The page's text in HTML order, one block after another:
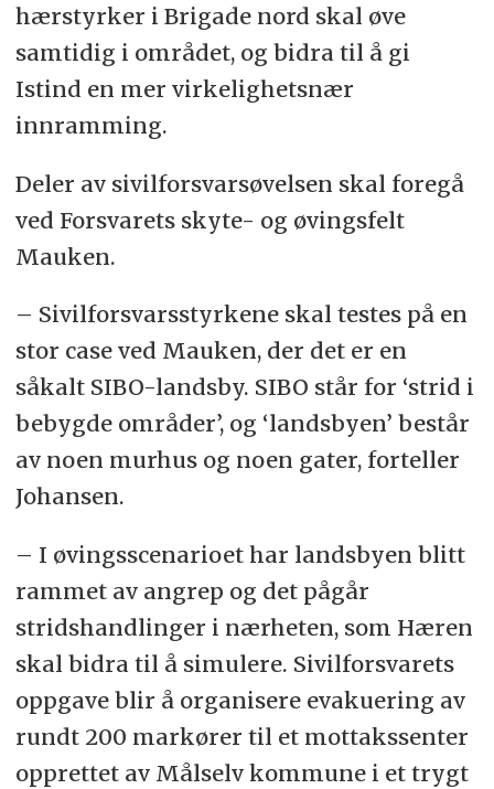
hærstyrker i Brigade nord skal øve
samtidig i området, og bidra til å gi
Istind en mer virkelighetsnær
innramming.
Deler av sivilforsvarsøvelsen skal foregå
ved Forsvarets skyte- og øvingsfelt
Mauken.
– Sivilforsvarsstyrkene skal testes på en
stor case ved Mauken, der det er en
såkalt SIBO-landsby. SIBO står for ‘strid i
bebygde områder’, og ‘landsbyen’ består
av noen murhus og noen gater, forteller
Johansen.
– I øvingsscenarioet har landsbyen blitt
rammet av angrep og det pågår
stridshandlinger i nærheten, som Hæren
skal bidra til å simulere. Sivilforsvarets
oppgave blir å organisere evakuering av
rundt 200 markører til et mottakssenter
opprettet av Målselv kommune i et trygt